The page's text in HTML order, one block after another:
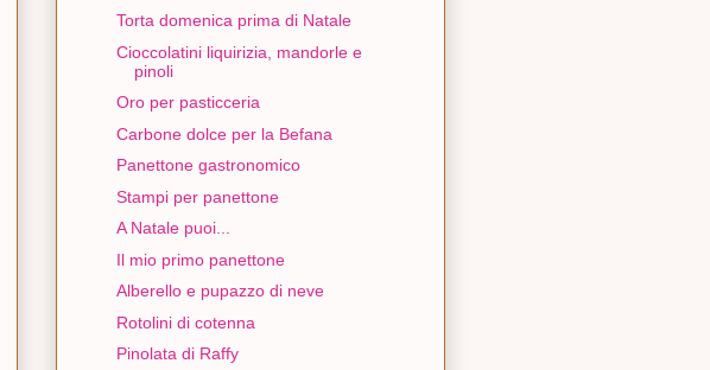
Torta domenica prima di Natale
Cioccolatini liquirizia, mandorle e
pinoli
Oro per pasticceria
Carbone dolce per la Befana
Panettone gastronomico
Stampi per panettone
A Natale puoi...
Il mio primo panettone
Alberello e pupazzo di neve
Rotolini di cotenna
Pinolata di Raffy